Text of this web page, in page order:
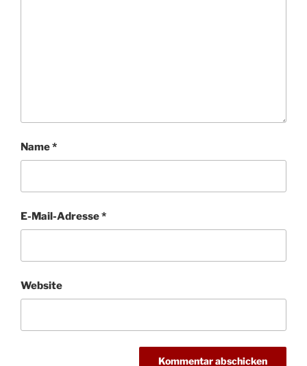
Name*
E-Mail-Adresse*
Website